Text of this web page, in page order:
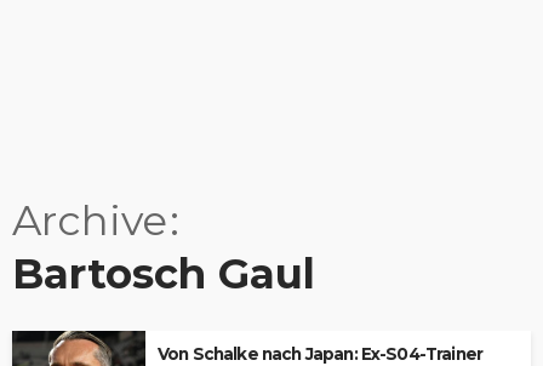
Archive
Bartosch Gaul
Von Schalke nach Japan: Ex-S04-Trainer